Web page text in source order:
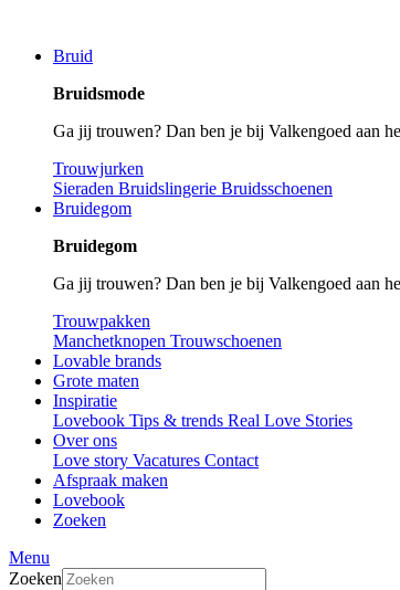
Bruid
Bruidsmode
Ga jij trouwen? Dan ben je bij Valkengoed aan
Trouwjurken
Sieraden Bruidslingerie Bruidsschoenen
Bruidegom
Bruidegom
Ga jij trouwen? Dan ben je bij Valkengoed aan
Trouwpakken
Manchetknopen Trouwschoenen
Lovable brands
Grote maten
Inspiratie
Lovebook Tips & trends Real Love Stories
Over ons
Love story Vacatures Contact
Afspraak maken
Lovebook
Zoeken
Menu
Zoeken